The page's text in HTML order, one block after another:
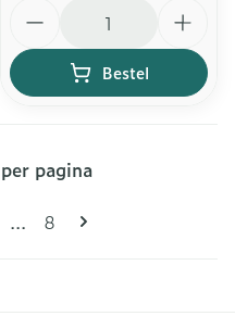
Bestel
pagina
... Pagina
8
per pagina